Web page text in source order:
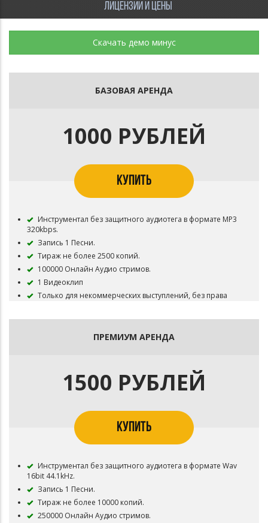
ЛИЦЕНЗИИ И ЦЕНЫ
Скачать демо минус
БАЗОВАЯ АРЕНДА
1000 РУБЛЕЙ
КУПИТЬ
Инструментал без защитного аудиотега в формате MP3
320kbps.
Запись 1 Песни.
Тираж не более 2500 копий.
100000 Онлайн Аудио стримов.
1 Видеоклип
Только для некоммерческих выступлений, без права
Инструментал остается в продаже до покупки
Все права на бит сохраняются за Slash 21.
ПРЕМИУМ АРЕНДА
1500 РУБЛЕЙ
КУПИТЬ
Инструментал без защитного аудиотега в формате Wav
16bit 44.1kHz.
Запись 1 Песни.
Тираж не более 10000 копий.
250000 Онлайн Аудио стримов.